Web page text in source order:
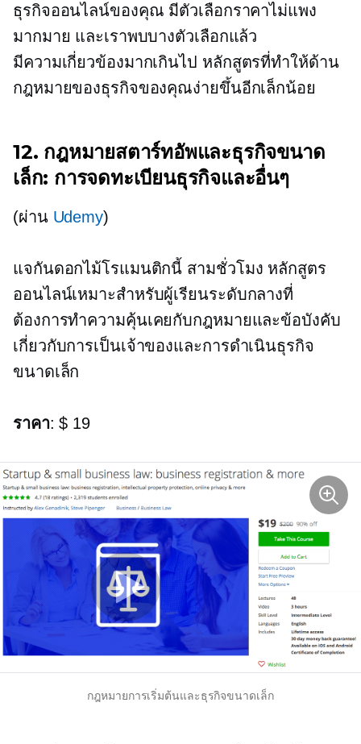
ธุรกิจออนไลน์ของคุณ มีตัวเลือกราคาไม่แพง
มากมาย และเราพบบางตัวเลือกแล้ว
มีความเกี่ยวข้องมากเกินไป หลักสูตรที่ทำให้ด้าน
กฎหมายของธุรกิจของคุณง่ายขึ้นอีกเล็กน้อย
12. กฎหมายสตาร์ทอัพและธุรกิจขนาด
เล็ก: การจดทะเบียนธุรกิจและอื่นๆ
(ผ่าน Udemy)
แจกันดอกไม้โรแมนติกนี้ สามชั่วโมง หลักสูตร
ออนไลน์เหมาะสำหรับผู้เรียนระดับกลางที่
ต้องการทำความคุ้นเคยกับกฎหมายและข้อบังคับ
เกี่ยวกับการเป็นเจ้าของและการดำเนินธุรกิจ
ขนาดเล็ก
ราคา: $ 19
กฎหมายการเริ่มต้นและธุรกิจขนาดเล็ก